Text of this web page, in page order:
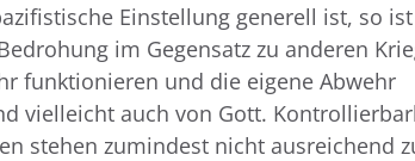
Einstellung generell ist, so ist
im Gegensatz zu anderen
funktionieren und die eigene Abwehr
vielleicht auch von Gott.
stehen zumindest nicht ausreichend